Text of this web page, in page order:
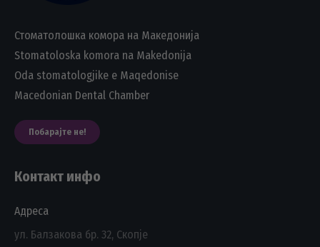
Стоматолошка комора на Македонија
Stomatoloska komora na Makedonija
Oda stomatologjike e Maqedonise
Macedonian Dental Chamber
Побарајте не!
Контакт инфо
Адреса
ул. Балзакова бр. 32, Скопје